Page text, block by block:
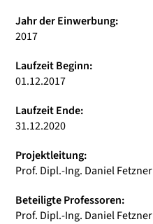
Jahr der Einwerbung:
2017
Laufzeit Beginn:
01.12.2017
Laufzeit Ende:
31.12.2020
Projektleitung:
Prof. Dipl.-Ing. Daniel Fetzner
Beteiligte Professoren:
Prof. Dipl.-Ing. Daniel Fetzner